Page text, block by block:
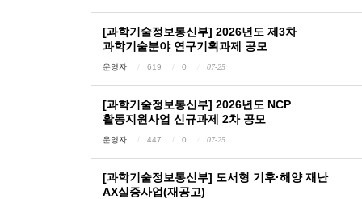
[과학기술정보통신부] 2026년도 제3차
과학기술분야 연구기획과제 공모
운영자 619 0 07-25
[과학기술정보통신부] 2026년도 NCP
활동지원사업 신규과제 2차 공모
운영자 447 0 07-25
[과학기술정보통신부] 도서형 기후·해양 재난
AX실증사업(재공고)